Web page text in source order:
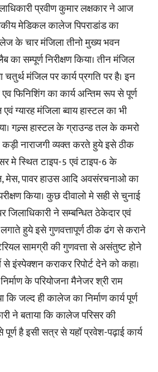
प्रवीण कुमार लक्षकार ने आज
मेडिकल कालेज पिपराडांड का
के चार मंजिला तीनो मुख्य भवन
सम्पूर्ण निरीक्षण किया। तीन मंजिल
मंजिल पर कार्य प्रगति पर है। इन
फिनिशिंग का कार्य अन्तिम रूप से पूर्ण
ग्यारह मंजिला ब्वाय हास्टल का भी
गल्र्स हास्टल के ग्राउन्ड तल के कमरो
नाराजगी व्यक्त करते हुये इसे ठीक
मे स्थित टाइप-5 एवं टाइप-6 के
मेस, पावर हाउस आदि अवसंरचनाओ का
किया। कुछ दीवालो मे सही से चुनाई
जिलाधिकारी ने सम्बन्धित ठेकेदार एवं
हुये इसे गुणवत्तापूर्ण ठीक ढंग से कराने
सामग्री की गुणवत्ता से असंतुष्ट होने
से इंस्पेक्शन कराकर रिपोर्ट देने को कहा।
के परियोजना मैनेजर श्री राम
जल्द ही कालेज का निर्माण कार्य पूर्ण
ने बताया कि कालेज परिसर की
है इसी सत्र से यहाॅ प्रवेश-पढ़ाई कार्य